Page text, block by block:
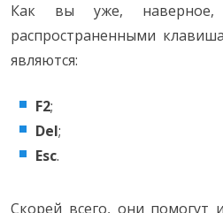
Как вы уже, наверное,
распространенными
являются:
F2;
Del;
Esc.
Скорей всего, они помогут